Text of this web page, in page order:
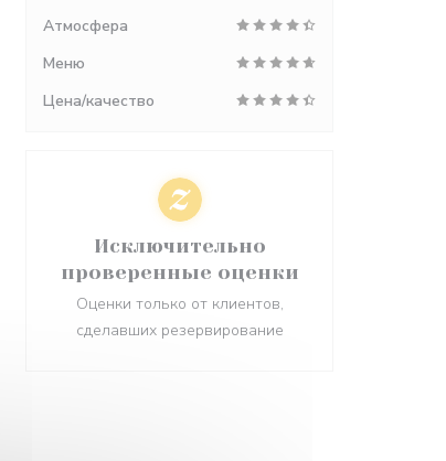
Атмосфера
Меню
Цена/качество
Исключительно
проверенные оценки
Оценки только от клиентов,
сделавших резервирование